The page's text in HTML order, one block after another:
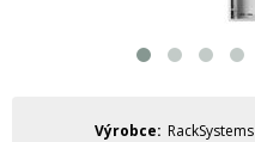
Výrobce
RackSystems